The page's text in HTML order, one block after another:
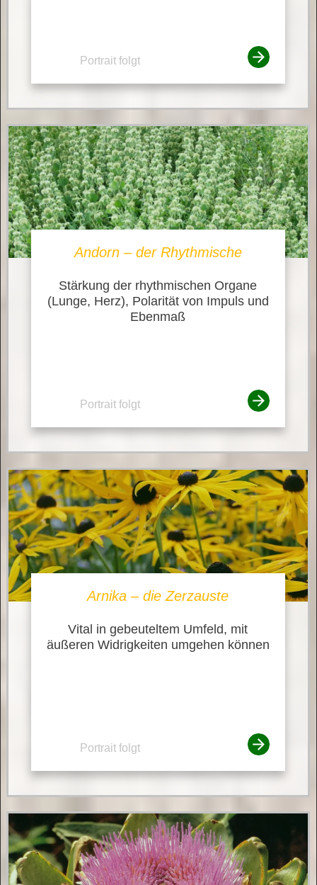
Portrait folgt
Andorn – der Rhythmische
Stärkung der rhythmischen Organe
(Lunge, Herz), Polarität von Impuls und
Ebenmaß
Portrait folgt
Arnika – die Zerzauste
Vital in gebeuteltem Umfeld, mit
äußeren Widrigkeiten umgehen können
Portrait folgt